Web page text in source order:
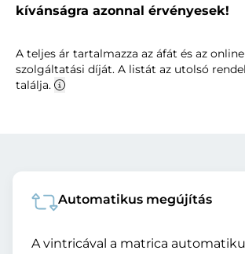
kívánságra azonnal érvényesek!
A teljes ár tartalmazza az áfát és az
szolgáltatási díját. A listát az utolsó
találja.
Automatikus megújítás
A vintricával a matrica